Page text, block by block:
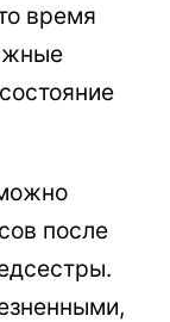
время
после